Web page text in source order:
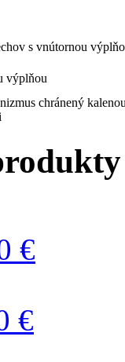
s vnútornou
výplňou
chránený
€
€